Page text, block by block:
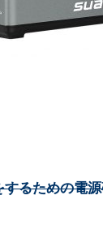
るための電